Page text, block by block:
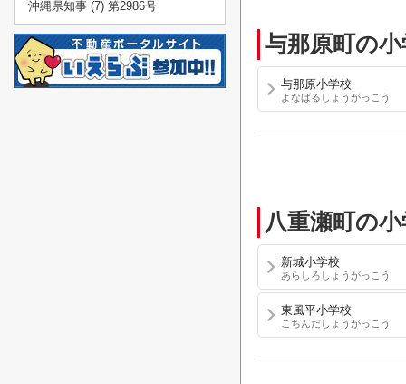
与那原町の
与那原小学校
よなばるしょうがっこう
八重瀬町の
新城小学校
あらしろしょうがっこう
東風平小学校
こちんだしょうがっこう
沖縄県知事 (7) 第2986号